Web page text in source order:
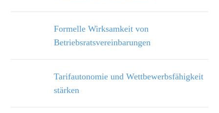
Formelle Wirksamkeit von
Betriebsratsvereinbarungen
Tarifautonomie und Wettbewerbsfähigkeit
stärken